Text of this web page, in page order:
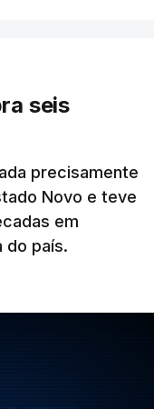
seis
precisamente
Novo e teve
em
do país.